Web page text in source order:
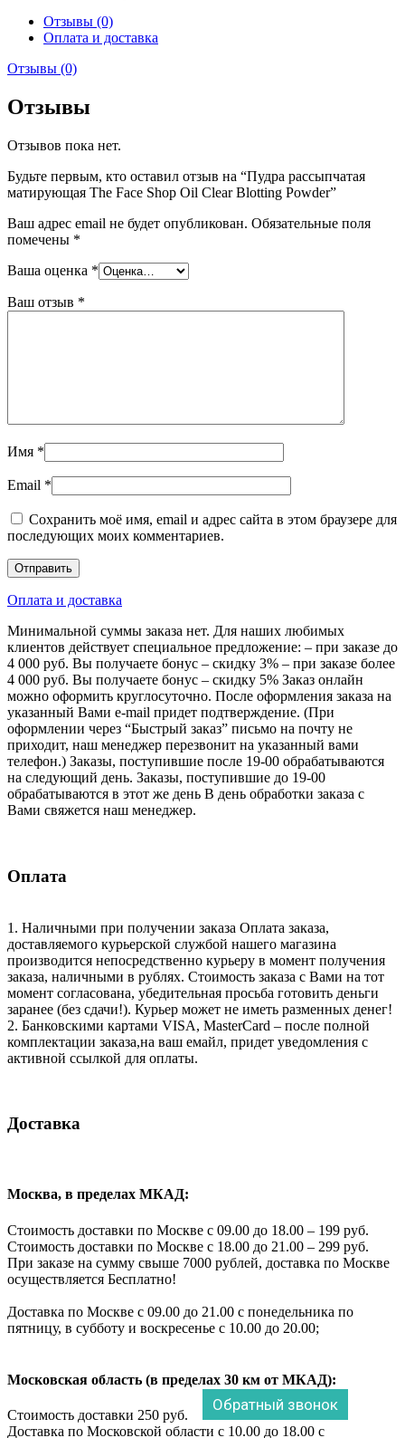
Отзывы (0)
Оплата и доставка
Отзывы (0)
Отзывы
Отзывов пока нет.
Будьте первым, кто оставил отзыв на “Пудра рассыпчатая
матирующая The Face Shop Oil Clear Blotting Powder”
Ваш адрес email не будет опубликован. Обязательные поля
помечены *
Ваша оценка *
Ваш отзыв *
Имя *
Email *
Сохранить моё имя, email и адрес сайта в этом браузере для
последующих моих комментариев.
Оплата и доставка
Минимальной суммы заказа нет. Для наших любимых
клиентов действует специальное предложение: – при заказе до
4 000 руб. Вы получаете бонус – скидку 3% – при заказе более
4 000 руб. Вы получаете бонус – скидку 5% Заказ онлайн
можно оформить круглосуточно. После оформления заказа на
указанный Вами e-mail придет подтверждение. (При
оформлении через “Быстрый заказ” письмо на почту не
приходит, наш менеджер перезвонит на указанный вами
телефон.) Заказы, поступившие после 19-00 обрабатываются
на следующий день. Заказы, поступившие до 19-00
обрабатываются в этот же день В день обработки заказа с
Вами свяжется наш менеджер.
Оплата
1. Наличными при получении заказа Оплата заказа,
доставляемого курьерской службой нашего магазина
производится непосредственно курьеру в момент получения
заказа, наличными в рублях. Стоимость заказа с Вами на тот
момент согласована, убедительная просьба готовить деньги
заранее (без сдачи!). Курьер может не иметь разменных денег!
2. Банковскими картами VISA, MasterCard – после полной
комплектации заказа,на ваш емайл, придет уведомления с
активной ссылкой для оплаты.
Доставка
Москва, в пределах МКАД:
Стоимость доставки по Москве с 09.00 до 18.00 – 199 руб.
Стоимость доставки по Москве с 18.00 до 21.00 – 299 руб.
При заказе на сумму свыше 7000 рублей, доставка по Москве
осуществляется Бесплатно!
Доставка по Москве с 09.00 до 21.00 с понедельника по
пятницу, в субботу и воскресенье с 10.00 до 20.00;
Московская область (в пределах 30 км от МКАД):
Стоимость доставки 250 руб.
Доставка по Московской области с 10.00 до 18.00 с
Обратный звонок